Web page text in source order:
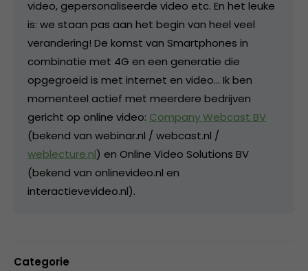
video, gepersonaliseerde video etc. En het leuke
is: we staan pas aan het begin van heel veel
verandering! De komst van Smartphones in
combinatie met 4G en een generatie die
opgegroeid is met internet en video... Ik ben
momenteel actief met meerdere bedrijven
gericht op online video: Company Webcast BV
(bekend van webinar.nl / webcast.nl /
weblecture.nl) en Online Video Solutions BV
(bekend van onlinevideo.nl en
interactievevideo.nl).
Categorie